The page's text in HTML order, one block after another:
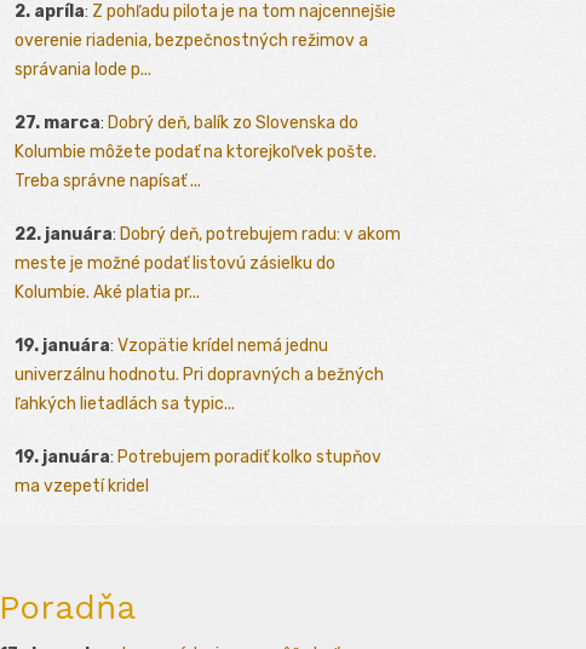
2. apríla: Z pohľadu pilota je na tom najcennejšie
overenie riadenia, bezpečnostných režimov a
správania lode p...
27. marca: Dobrý deň, balík zo Slovenska do
Kolumbie môžete podať na ktorejkoľvek pošte.
Treba správne napísať ...
22. januára: Dobrý deň, potrebujem radu: v akom
meste je možné podať listovú zásielku do
Kolumbie. Aké platia pr...
19. januára: Vzopätie krídel nemá jednu
univerzálnu hodnotu. Pri dopravných a bežných
ľahkých lietadlách sa typic...
19. januára: Potrebujem poradiť kolko stupňov
ma vzepetí kridel
Poradňa